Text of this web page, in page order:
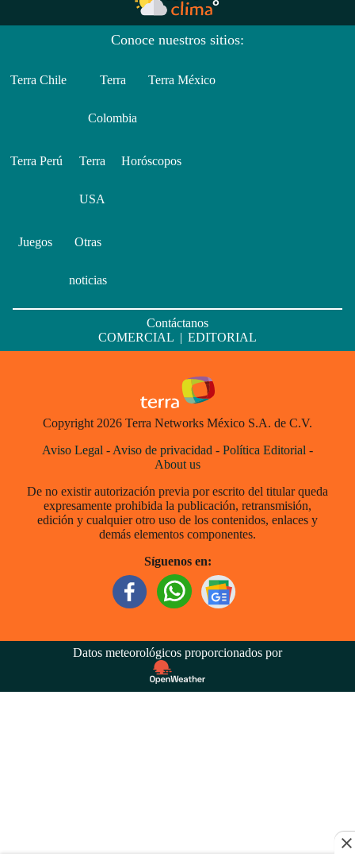
Conoce nuestros sitios:
Terra Chile Terra
Colombia
Terra México
Terra Perú Terra
USA
Horóscopos
Juegos Otras
noticias
Contáctanos
COMERCIAL | EDITORIAL
Copyright 2026 Terra Networks México S.A. de C.V.
Aviso Legal - Aviso de privacidad - Política Editorial -
About us
De no existir autorización previa por escrito del titular queda
expresamente prohibida la publicación, retransmisión,
edición y cualquier otro uso de los contenidos, enlaces y
demás elementos componentes.
Síguenos en:
Datos meteorológicos proporcionados por